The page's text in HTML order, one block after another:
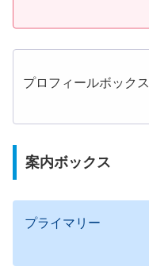
プロフィールボックス
案内ボックス
プライマリー